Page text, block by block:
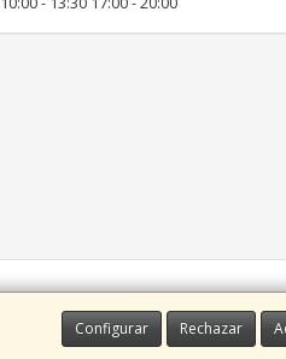
Configurar Rechazar